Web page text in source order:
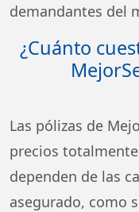
demandantes del
¿Cuánto
Las pólizas de
precios
dependen de las
asegurado, como